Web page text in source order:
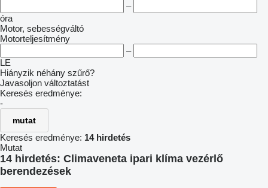
–
óra
Motor, sebességváltó
Motorteljesítmény
–
LE
Hiányzik néhány szűrő?
Javasoljon változtatást
Keresés eredménye:
-
mutat
Keresés eredménye: 14 hirdetés
Mutat
14 hirdetés: Climaveneta ipari klíma vezérlő
berendezések